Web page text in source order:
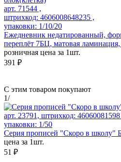
арт. 71544 ,
штрихкод: 4606008648235 ,
упаковки: 1/10/20
Ежедневник недатированный,
переплёт 7БЦ, матовая
розничная цена за 1шт.
391 ₽
С этим товаром покупают
1/
арт. 23791, штрихкод:
упаковки: 1/50
Серия прописей "Скоро в
цена за 1шт.
51 ₽